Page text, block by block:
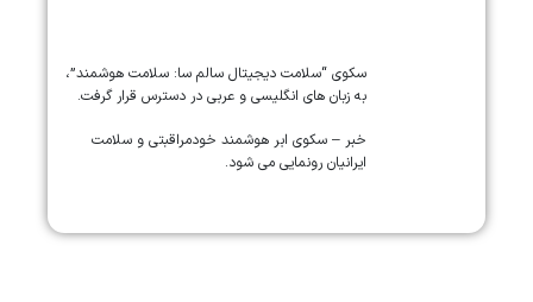
سکوی “سلامت دیجیتال سالم سا: سلامت هوشمند”،
به زبان های انگلیسی و عربی در دسترس قرار گرفت.
خبر – سکوی ابر هوشمند خودمراقبتی و سلامت
ایرانیان رونمایی می شود.